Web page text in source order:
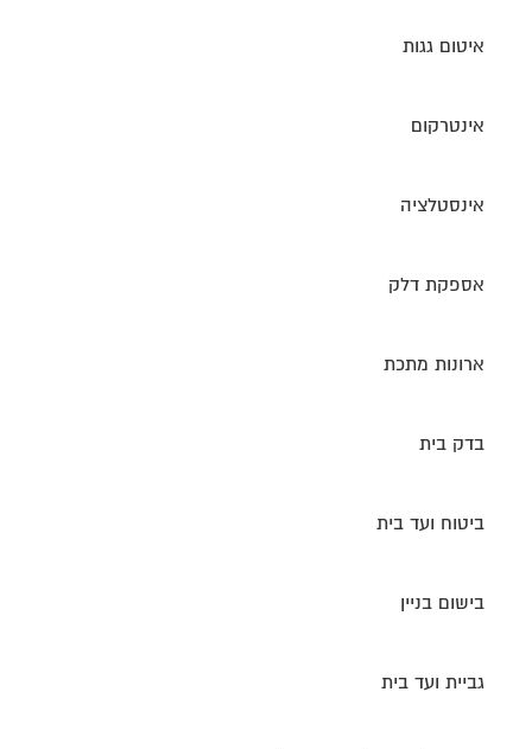
איטום גגות
אינטרקום
אינסטלציה
אספקת דלק
ארונות מתכת
בדק בית
ביטוח ועד בית
בישום בניין
גביית ועד בית